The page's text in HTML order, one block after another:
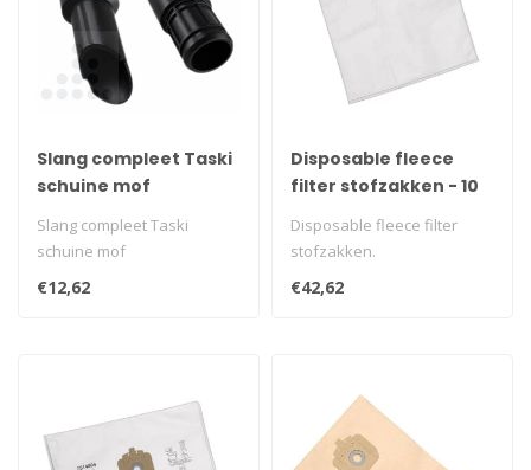
Slang compleet Taski
schuine mof
Slang compleet Taski
schuine mof
€12,62
Disposable fleece
filter stofzakken - 10
Disposable fleece filter
stofzakken.
€42,62